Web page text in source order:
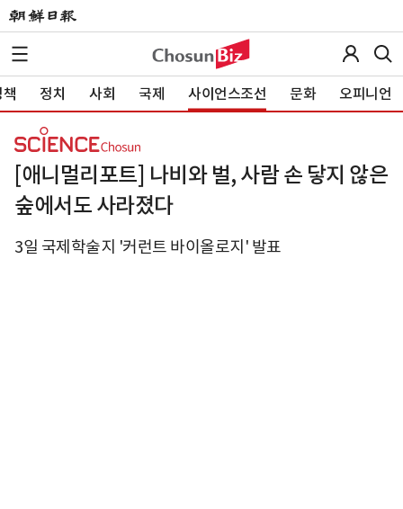
정치 사회 국제 사이언스조선 문화 오피니언
[애니멀리포트] 나비와 벌, 사람 손 닿지 않은
숲에서도 사라졌다
3일 국제학술지 '커런트 바이올로지' 발표